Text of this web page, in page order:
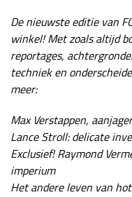
De nieuwste editie van
winkel! Met zoals altijd
reportages,
techniek en
meer:
Max Verstappen,
Lance Stroll: delicate
Exclusief! Raymond
imperium
Het andere leven van